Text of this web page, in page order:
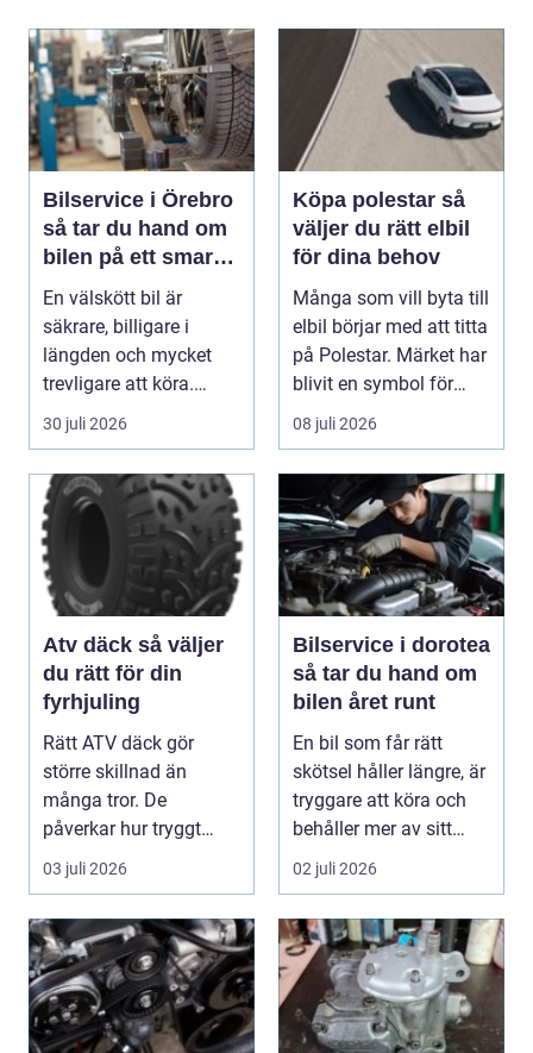
Bilservice i Örebro
så tar du hand om
bilen på ett smart
sätt
En välskött bil är
säkrare, billigare i
längden och mycket
trevligare att köra.
Trots det väntar mån...
30 juli 2026
Köpa polestar så
väljer du rätt elbil
för dina behov
Många som vill byta till
elbil börjar med att titta
på Polestar. Märket har
blivit en symbol för
mod...
08 juli 2026
Atv däck så väljer
du rätt för din
fyrhjuling
Rätt ATV däck gör
större skillnad än
många tror. De
påverkar hur tryggt
fyrhjulingen beter sig
på vä...
03 juli 2026
Bilservice i dorotea
så tar du hand om
bilen året runt
En bil som får rätt
skötsel håller längre, är
tryggare att köra och
behåller mer av sitt
värde. I no...
02 juli 2026